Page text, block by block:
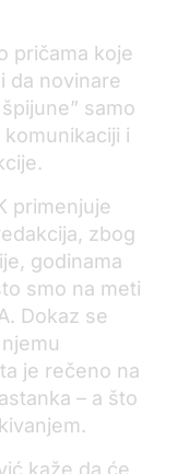
pričama koje
da novinare
samo
i
primenjuje
zbog
godinama
smo na meti
Dokaz se
je rečeno na
– a što
kaže da će